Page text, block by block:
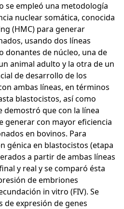
se empleó una metodología
nuclear somática, conocida
(HMC) para generar
usando dos líneas
donantes de núcleo, una de
animal adulto y la otra de un
de desarrollo de los
ambas líneas, en términos
blastocistos, así como
demostró que con la línea
generar con mayor eficiencia
en bovinos. Para
génica en blastocistos (etapa
a partir de ambas líneas
y real y se comparó ésta
de embriones
in vitro (FIV). Se
expresión de genes